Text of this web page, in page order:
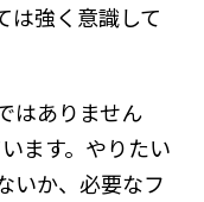
は強く意識して
はありません
ます。やりたい
いか、必要なフ